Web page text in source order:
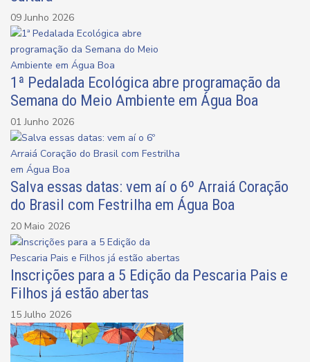
09 Junho 2026
1ª Pedalada Ecológica abre programação da
Semana do Meio Ambiente em Água Boa
01 Junho 2026
Salva essas datas: vem aí o 6º Arraiá Coração
do Brasil com Festrilha em Água Boa
20 Maio 2026
Inscrições para a 5 Edição da Pescaria Pais e
Filhos já estão abertas
15 Julho 2026